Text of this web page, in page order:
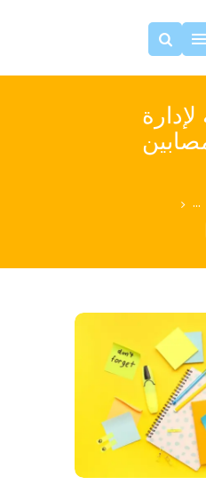
...
مقالات عن التوحد